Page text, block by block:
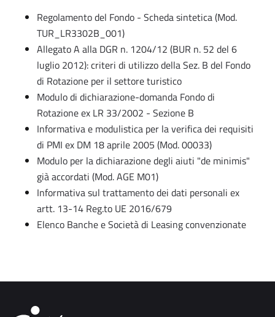
Regolamento del Fondo - Scheda sintetica (Mod.
TUR_LR3302B_001)
Allegato A alla DGR n. 1204/12 (BUR n. 52 del 6
luglio 2012): criteri di utilizzo della Sez. B del Fondo
di Rotazione per il settore turistico
Modulo di dichiarazione-domanda Fondo di
Rotazione ex LR 33/2002 - Sezione B
Informativa e modulistica per la verifica dei requisiti
di PMI ex DM 18 aprile 2005 (Mod. 00033)
Modulo per la dichiarazione degli aiuti "de minimis"
già accordati (Mod. AGE M01)
Informativa sul trattamento dei dati personali ex
artt. 13-14 Reg.to UE 2016/679
Elenco Banche e Società di Leasing convenzionate